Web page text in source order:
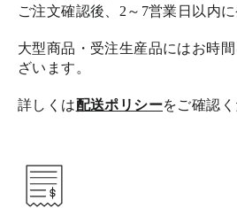
ご注文確認後、2～7営業日以内に
大型商品・受注生産品にはお時
ざいます。
詳しくは配送ポリシーをご確認く